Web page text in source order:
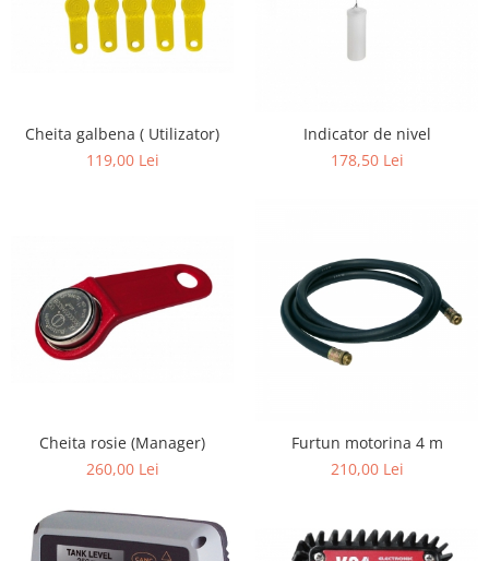
Cheita galbena ( Utilizator)
119,00 Lei
Indicator de nivel
178,50 Lei
Cheita rosie (Manager)
260,00 Lei
Furtun motorina 4 m
210,00 Lei